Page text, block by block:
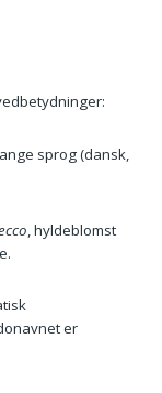
sprog (dansk,
, hyldeblomst
er